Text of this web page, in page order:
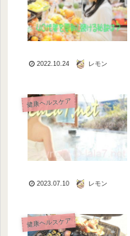
2022.10.24 レモン
健康ヘルスケア
2023.07.10 レモン
健康ヘルスケア